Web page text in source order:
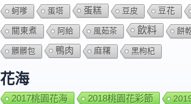
蚵嗲 蛋塔 蛋糕 豆皮 豆花
關東煮 阿給 風茹茶 飲料 餅
髒髒包 鴨肉 麻糬 黑枸杞
花海
2017桃園花海 2018桃園花彩節